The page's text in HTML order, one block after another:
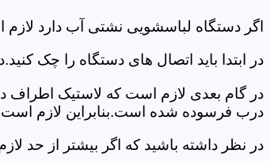
اگر دستگاه لباسشویی نشتی آب دارد
در ابتدا باید اتصال های دستگاه را چک
در گام بعدی لازم است که لاستیک اطراف
درب فرسوده شده است.بنابراین لازم است
در نظر داشته باشید که اگر بیشتر از حد